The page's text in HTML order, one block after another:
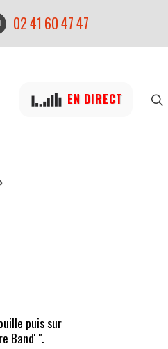
02 41 60 47 47
EN DIRECT
puis sur
Band' ".